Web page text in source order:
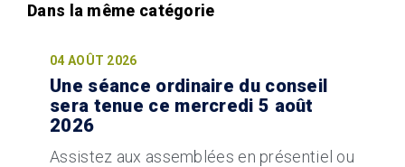
04 AOÛT 2026
Une séance ordinaire du conseil
sera tenue ce mercredi 5 août
2026
Assistez aux assemblées en présentiel ou